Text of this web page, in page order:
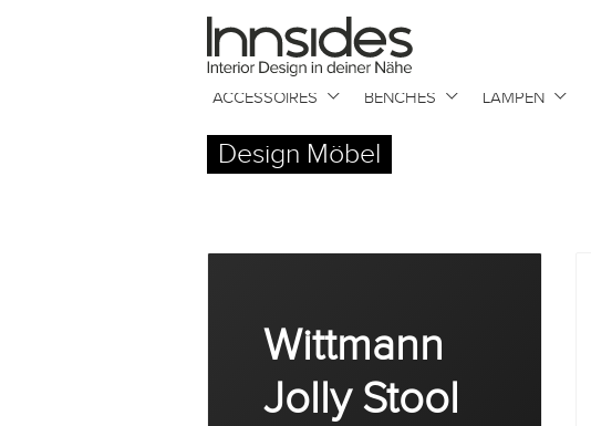
Showrooms
ACCESSOIRES BENCHES LAMPEN
Design Möbel
Wittmann
Jolly Stool